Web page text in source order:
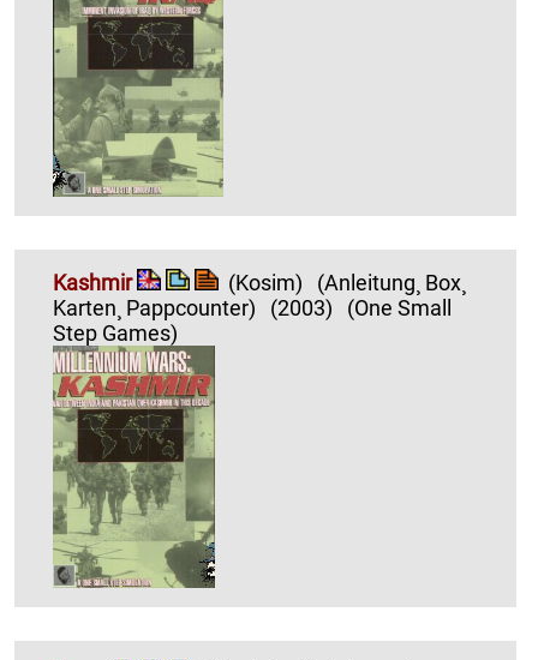
Kashmir (Kosim)
(Anleitung¸ Box¸
Karten¸ Pappcounter)
(2003)
(One Small
Step Games)